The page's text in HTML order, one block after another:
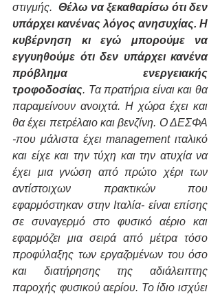
στιγμής. Θέλω να ξεκαθαρίσω ότι δεν
υπάρχει κανένας λόγος ανησυχίας. Η
κυβέρνηση κι εγώ μπορούμε να
εγγυηθούμε ότι δεν υπάρχει κανένα
πρόβλημα ενεργειακής
τροφοδοσίας. Τα πρατήρια είναι και θα
παραμείνουν ανοιχτά. Η χώρα έχει και
θα έχει πετρέλαιο και βενζίνη. Ο ΔΕΣΦΑ
-που μάλιστα έχει management ιταλικό
και είχε και την τύχη και την ατυχία να
έχει μια γνώση από πρώτο χέρι των
αντίστοιχων πρακτικών που
εφαρμόστηκαν στην Ιταλία- είναι επίσης
σε συναγερμό στο φυσικό αέριο και
εφαρμόζει μια σειρά από μέτρα τόσο
προφύλαξης των εργαζομένων του όσο
και διατήρησης της αδιάλειπτης
παροχής φυσικού αερίου. Το ίδιο ισχύει